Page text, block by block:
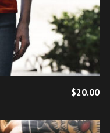
$20.00